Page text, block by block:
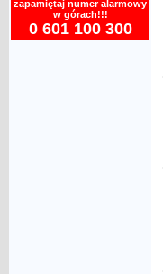
zapamiętaj numer alarmowy
w górach!!!
0 601 100 300